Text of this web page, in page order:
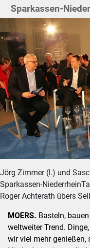
Sparkassen-
Jörg Zimmer (l.) und
Sparkassen-
Roger Achterath übers
MOERS. Basteln,
weltweiter Trend.
wir viel mehr genießen,